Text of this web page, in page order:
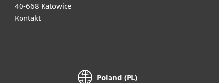
40-668 Katowice
Kontakt
Poland (PL)